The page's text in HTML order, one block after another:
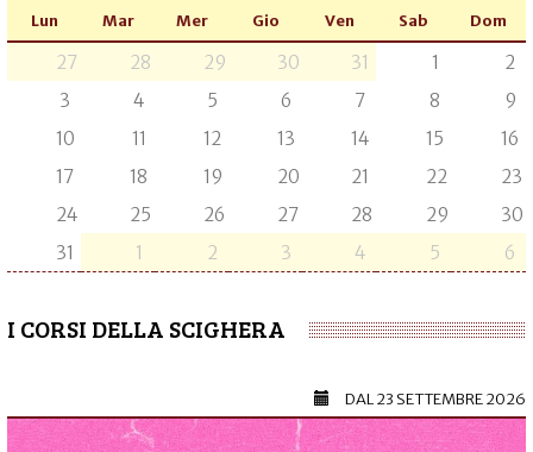
Lun Mar Mer Gio Ven Sab Dom
27 28 29 30 31 1
2
3
4 5 6 7 8
9
10
11 12 13 14 15
16
17
18 19 20 21 22
23
24
25 26 27 28 29
30
31
1 2 3 4 5 6
I CORSI DELLA SCIGHERA
DAL23 SETTEMBRE 2026